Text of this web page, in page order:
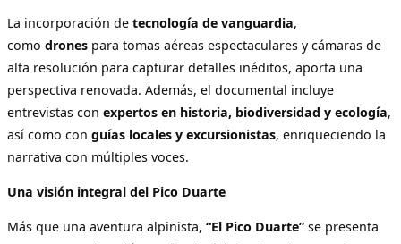
La incorporación de tecnología de vanguardia,
como drones para tomas aéreas espectaculares y cámaras de
alta resolución para capturar detalles inéditos, aporta una
perspectiva renovada. Además, el documental incluye
entrevistas con expertos en historia, biodiversidad y ecología,
así como con guías locales y excursionistas, enriqueciendo la
narrativa con múltiples voces.
Una visión integral del Pico Duarte
Más que una aventura alpinista, “El Pico Duarte” se presenta